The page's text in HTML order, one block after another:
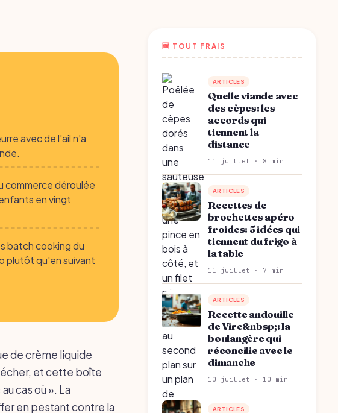
avec de l'ail n'a
commerce déroulée
en vingt
batch cooking du
plutôt qu'en suivant
de crème liquide
et cette boîte
cas où ». La
en pestant contre la
🆕 TOUT FRAIS
ARTICLES
Quelle viande avec
des cèpes: les
accords qui
tiennent la
distance
11 juillet · 8 min
ARTICLES
Recettes de
brochettes apéro
froides: 5 idées qui
tiennent du frigo à
la table
11 juillet · 7 min
ARTICLES
Recette andouille
de Vire&nbsp;: la
boulangère qui
réconcilie avec le
dimanche
10 juillet · 10 min
ARTICLES